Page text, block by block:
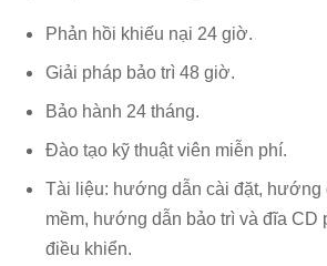
Phản hồi khiếu nại 24 giờ.
Giải pháp bảo trì 48 giờ.
Bảo hành 24 tháng.
Đào tạo kỹ thuật viên miễn phí.
Tài liệu: hướng dẫn cài đặt, hướng
mềm, hướng dẫn bảo trì và đĩa CD
điều khiển.